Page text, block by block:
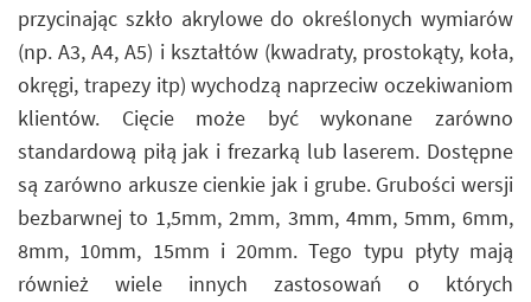
przycinając szkło akrylowe do określonych wymiarów
(np. A3, A4, A5) i kształtów (kwadraty, prostokąty, koła,
okręgi, trapezy itp) wychodzą naprzeciw oczekiwaniom
klientów. Cięcie może być wykonane zarówno
standardową piłą jak i frezarką lub laserem. Dostępne
są zarówno arkusze cienkie jak i grube. Grubości wersji
bezbarwnej to 1,5mm, 2mm, 3mm, 4mm, 5mm, 6mm,
8mm, 10mm, 15mm i 20mm. Tego typu płyty mają
również wiele innych zastosowań o których